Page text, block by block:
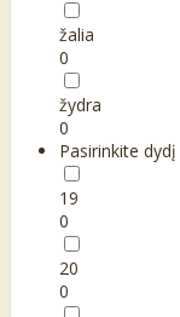
žalia
0
žydra
0
Pasirinkite dydį
19
0
20
0